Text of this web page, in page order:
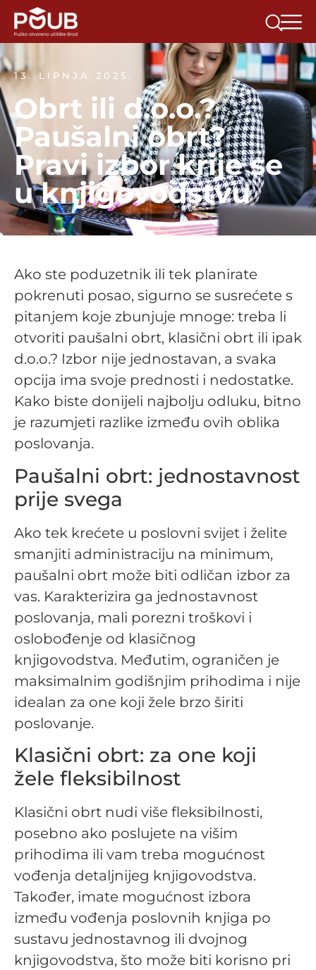
13. LIPNJA 2025.
Obrt ili d.o.o.?
Paušalni obrt?
Pravi izbor krije se
u knjigovodstvu
Ako ste poduzetnik ili tek planirate
pokrenuti posao, sigurno se susrećete s
pitanjem koje zbunjuje mnoge: treba li
otvoriti paušalni obrt, klasični obrt ili ipak
d.o.o.? Izbor nije jednostavan, a svaka
opcija ima svoje prednosti i nedostatke.
Kako biste donijeli najbolju odluku, bitno
je razumjeti razlike između ovih oblika
poslovanja.
Paušalni obrt: jednostavnost
prije svega
Ako tek krećete u poslovni svijet i želite
smanjiti administraciju na minimum,
paušalni obrt može biti odličan izbor za
vas. Karakterizira ga jednostavnost
poslovanja, mali porezni troškovi i
oslobođenje od klasičnog
knjigovodstva. Međutim, ograničen je
maksimalnim godišnjim prihodima i nije
idealan za one koji žele brzo širiti
poslovanje.
Klasični obrt: za one koji
žele fleksibilnost
Klasični obrt nudi više fleksibilnosti,
posebno ako poslujete na višim
prihodima ili vam treba mogućnost
vođenja detaljnijeg knjigovodstva.
Također, imate mogućnost izbora
između vođenja poslovnih knjiga po
sustavu jednostavnog ili dvojnog
knjigovodstva, što može biti korisno pri